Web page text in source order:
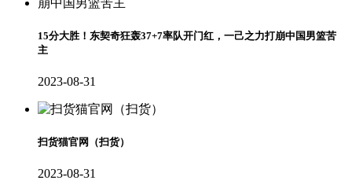
15分大胜！东契奇狂轰37+7率队开门红，一己之力打崩中国男篮苦
主
2023-08-31
扫货猫官网（扫货）
2023-08-31